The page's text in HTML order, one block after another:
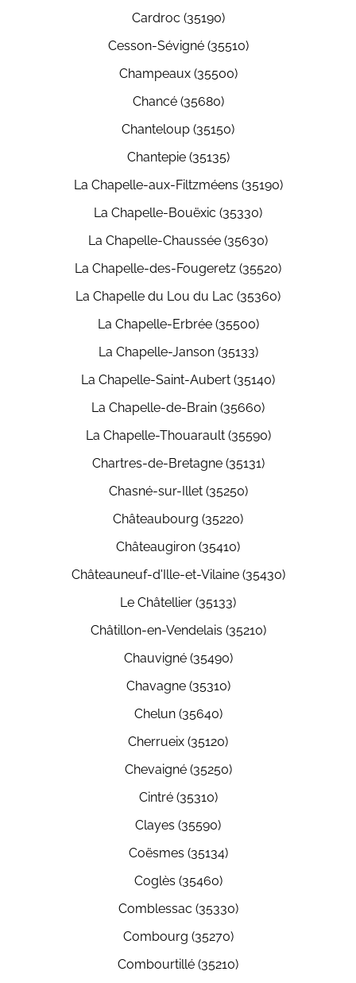
Cardroc (35190)
Cesson-Sévigné (35510)
Champeaux (35500)
Chancé (35680)
Chanteloup (35150)
Chantepie (35135)
La Chapelle-aux-Filtzméens (35190)
La Chapelle-Bouëxic (35330)
La Chapelle-Chaussée (35630)
La Chapelle-des-Fougeretz (35520)
La Chapelle du Lou du Lac (35360)
La Chapelle-Erbrée (35500)
La Chapelle-Janson (35133)
La Chapelle-Saint-Aubert (35140)
La Chapelle-de-Brain (35660)
La Chapelle-Thouarault (35590)
Chartres-de-Bretagne (35131)
Chasné-sur-Illet (35250)
Châteaubourg (35220)
Châteaugiron (35410)
Châteauneuf-d'Ille-et-Vilaine (35430)
Le Châtellier (35133)
Châtillon-en-Vendelais (35210)
Chauvigné (35490)
Chavagne (35310)
Chelun (35640)
Cherrueix (35120)
Chevaigné (35250)
Cintré (35310)
Clayes (35590)
Coësmes (35134)
Coglès (35460)
Comblessac (35330)
Combourg (35270)
Combourtillé (35210)